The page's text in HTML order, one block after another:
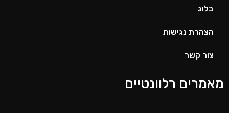
בלוג
הצהרת נגישות
צור קשר
מאמרים רלוונטיים